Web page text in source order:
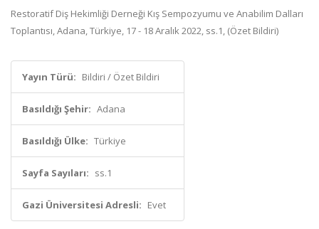
Restoratif Diş Hekimliği Derneği Kış Sempozyumu ve Anabilim Dalları
Toplantısı, Adana, Türkiye, 17 - 18 Aralık 2022, ss.1, (Özet Bildiri)
Yayın Türü: Bildiri / Özet Bildiri
Basıldığı Şehir: Adana
Basıldığı Ülke: Türkiye
Sayfa Sayıları: ss.1
Gazi Üniversitesi Adresli: Evet